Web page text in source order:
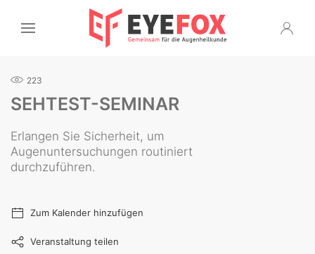
223
SEHTEST-SEMINAR
Erlangen Sie Sicherheit, um
Augenuntersuchungen routiniert
durchzuführen.
Zum Kalender hinzufügen
Veranstaltung teilen